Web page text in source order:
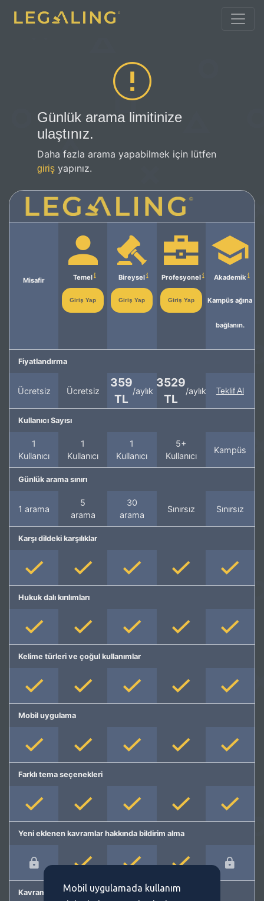
Günlük arama limitinize
ulaştınız.
Daha fazla arama yapabilmek için lütfen
giriş yapınız.
Misafir Temel
Giriş Yap
Bireysel
Giriş Yap
Profesyonel
Giriş Yap
Akademik
Kampüs ağına
bağlanın.
Fiyatlandırma
Ücretsiz Ücretsiz
359
TL
/aylık
3529
TL
/aylık Teklif Al
Kullanıcı Sayısı
1
Kullanıcı
1
Kullanıcı
1
Kullanıcı
5+
Kullanıcı
Kampüs
Günlük arama sınırı
1 arama
5
arama
30
arama
Sınırsız Sınırsız
Karşı dildeki karşılıklar
Hukuk dalı kırılımları
Kelime türleri ve çoğul kullanımlar
Mobil uygulama
Farklı tema seçenekleri
Yeni eklenen kavramlar hakkında bildirim alma
Kavram önermeMobil uygulamada kullanım